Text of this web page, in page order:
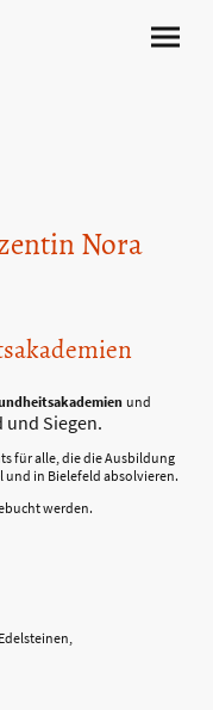
Nora
und
und Siegen.
für alle, die die Ausbildung
und in Bielefeld absolvieren.
werden.